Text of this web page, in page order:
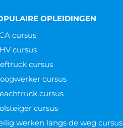
OPLEIDINGEN
cursus
cursus
cursus
cursus
cursus
cursus
werken langs de weg cursus